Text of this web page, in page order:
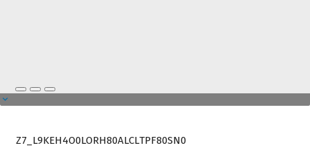
Z7_L9KEH4O0LORH80ALCLTPF80SN0